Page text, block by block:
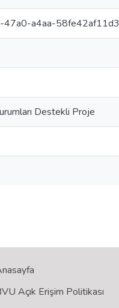
a4aa-58fe42af11d3
Destekli Proje
Açık Erişim Politikası